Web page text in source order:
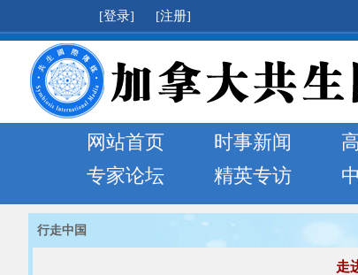
[登录] [注册]
网站首页 时事新闻
专家论坛
精英专访
行走中国
走